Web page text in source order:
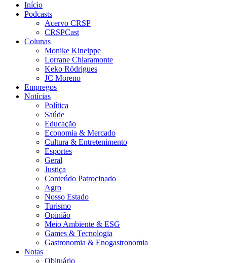
Início
Podcasts
Acervo CRSP
CRSPCast
Colunas
Monike Kineippe
Lorrane Chiaramonte
Keko Rödrigues
JC Moreno
Empregos
Notícias
Política
Saúde
Educação
Economia & Mercado
Cultura & Entretenimento
Esportes
Geral
Justiça
Conteúdo Patrocinado
Agro
Nosso Estado
Turismo
Opinião
Meio Ambiente & ESG
Games & Tecnologia
Gastronomia & Enogastronomia
Notas
Obituário